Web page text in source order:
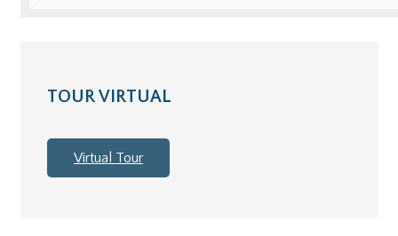
TOUR VIRTUAL
Virtual Tour